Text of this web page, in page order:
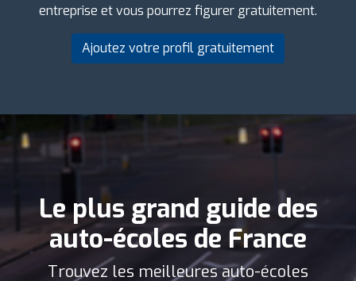
entreprise et vous pourrez figurer gratuitement.
Ajoutez votre profil gratuitement
Le plus grand guide des
auto-écoles de France
Trouvez les meilleures auto-écoles